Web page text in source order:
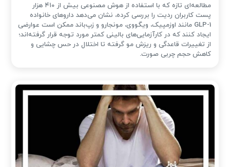
مطالعه‌ای تازه که با استفاده از هوش مصنوعی بیش از ۴۱۰ هزار
پست کاربران ردیت را بررسی کرده، نشان می‌دهد داروهای خانواده
GLP-1 مانند اوزمپیک، ویگووی، مونجارو و زپ‌باند ممکن است عوارضی
ایجاد کنند که در کارآزمایی‌های بالینی کمتر مورد توجه قرار گرفته‌اند؛
از تغییرات قاعدگی و ریزش مو گرفته تا اختلال در حس چشایی و
کاهش حجم چربی صورت.